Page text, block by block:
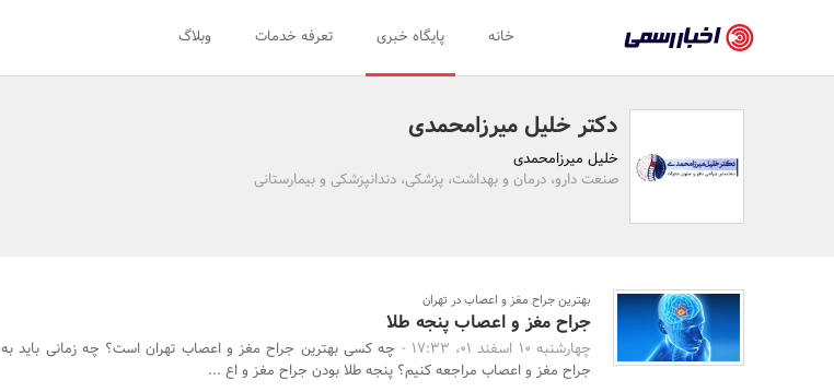
رسمی
اخبار
تایید
سازمان‌ها
و
روابط
خانه پایگاه خبری تعرفه خدمات وبلاگ
دکتر خلیل میرزامحمدی
خلیل میرزامحمدی
صنعت دارو، درمان و بهداشت، پزشکی، دندانپزشکی و بیمارستانی
بهترین جراح مغز و اعصاب در تهران
جراح مغز و اعصاب پنجه طلا
چهارشنبه 10 اسفند 01، 17:33 -
چه کسی بهترین جراح مغز و اعصاب تهران است؟ چه زمانی باید به
جراح مغز و اعصاب مراجعه کنیم؟ پنجه طلا بودن جراح مغز و اع ...